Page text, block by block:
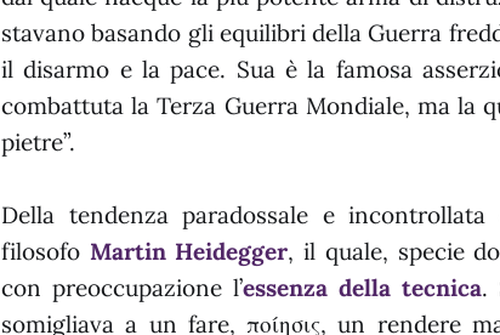
stavano basando gli equilibri della Guerra
il disarmo e la pace. Sua è la famosa
combattuta la Terza Guerra Mondiale, ma la
pietre”.
Della tendenza paradossale e
filosofo Martin Heidegger, il quale, specie
con preoccupazione l’essenza della tecnica.
somigliava a un fare, ποίησις, un rendere